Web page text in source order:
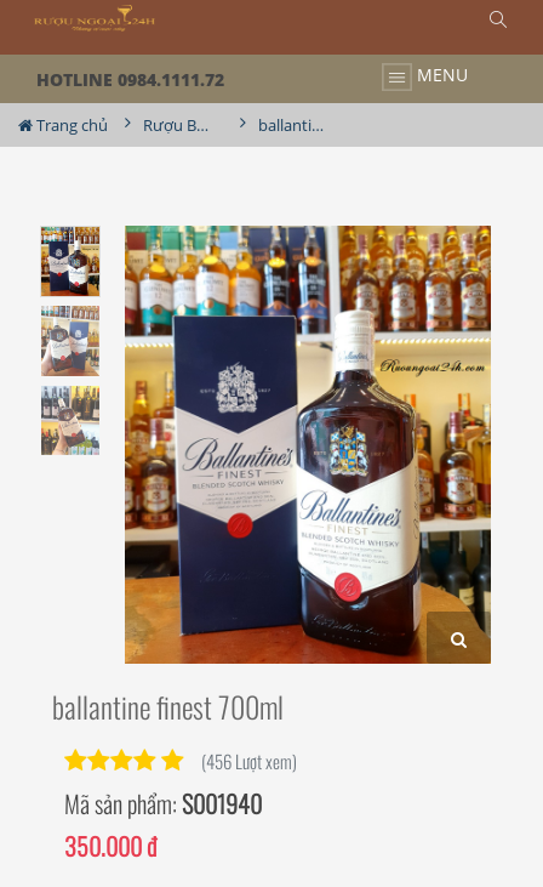
HOTLINE 0984.1111.72 MENU
Trang chủ Rượu Ballantine's ballantine finest 700ml
ballantine finest 700ml
(456 Lượt xem)
Mã sản phẩm:S001940
350.000 đ